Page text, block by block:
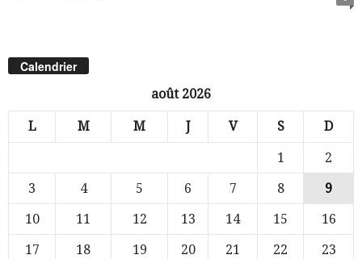
Calendrier
août 2026
L M M J V S D
1
2
3
4 5 6 7 8
9
10
11 12 13 14 15
16
17
18 19 20 21 22
23